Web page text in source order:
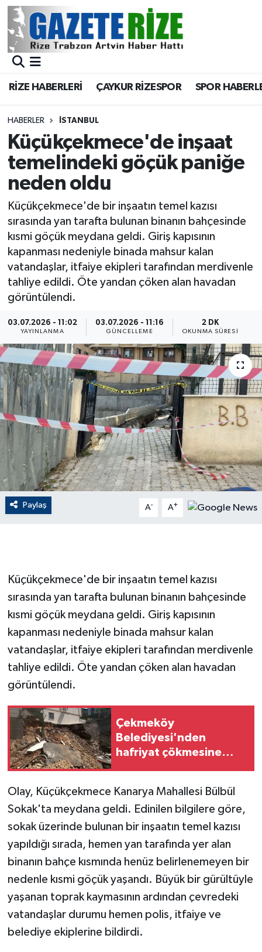
RİZE HABERLERİ ÇAYKUR RİZESPOR SPOR
HABERLER İSTANBUL
Küçükçekmece'de inşaat
temelindeki göçük paniğe
neden oldu
Küçükçekmece'de bir inşaatın temel kazısı
sırasında yan tarafta bulunan binanın bahçesinde
kısmi göçük meydana geldi. Giriş kapısının
kapanması nedeniyle binada mahsur kalan
vatandaşlar, itfaiye ekipleri tarafından merdivenle
tahliye edildi. Öte yandan çöken alan havadan
görüntülendi.
03.07.2026 - 11:02
YAYINLANMA
03.07.2026 - 11:16
GÜNCELLEME
2 DK
OKUNMA SÜRESI
Paylaş A- A+
Küçükçekmece'de bir inşaatın temel kazısı
sırasında yan tarafta bulunan binanın bahçesinde
kısmi göçük meydana geldi. Giriş kapısının
kapanması nedeniyle binada mahsur kalan
vatandaşlar, itfaiye ekipleri tarafından merdivenle
tahliye edildi. Öte yandan çöken alan havadan
görüntülendi.
Çekmeköy
Belediyesi'nden
hafriyat çökmesine
Olay, Küçükçekmece Kanarya Mahallesi Bülbül
Sokak'ta meydana geldi. Edinilen bilgilere göre,
sokak üzerinde bulunan bir inşaatın temel kazısı
yapıldığı sırada, hemen yan tarafında yer alan
binanın bahçe kısmında henüz belirlenemeyen bir
nedenle kısmi göçük yaşandı. Büyük bir gürültüyle
yaşanan toprak kaymasının ardından çevredeki
vatandaşlar durumu hemen polis, itfaiye ve
belediye ekiplerine bildirdi.
BÖLGEMİZ
Asayiş
Rize Jandarma Komutanlığı
Bilim Teknoloji
Advertising news
Canlı Maç
ÇEVRE
Dünya
EĞİTİM
EKONOMİ
English News
Finans
Flaş Haber
GÜNDEM
Güvenlik
HABERDE İNSAN
İNSAN
Jandarma
Kadın
KÜLTÜR SANAT
MAGAZİN
Otomobil
POLİTİKA
Sağlık
SİYASET
Merkez Nöbetçi Eczaneler
Merkez Trafik Yoğunluk Haritası
Süper Lig Puan Durumu ve Fikstür
Tüm Manşetler
Haber Arşivi